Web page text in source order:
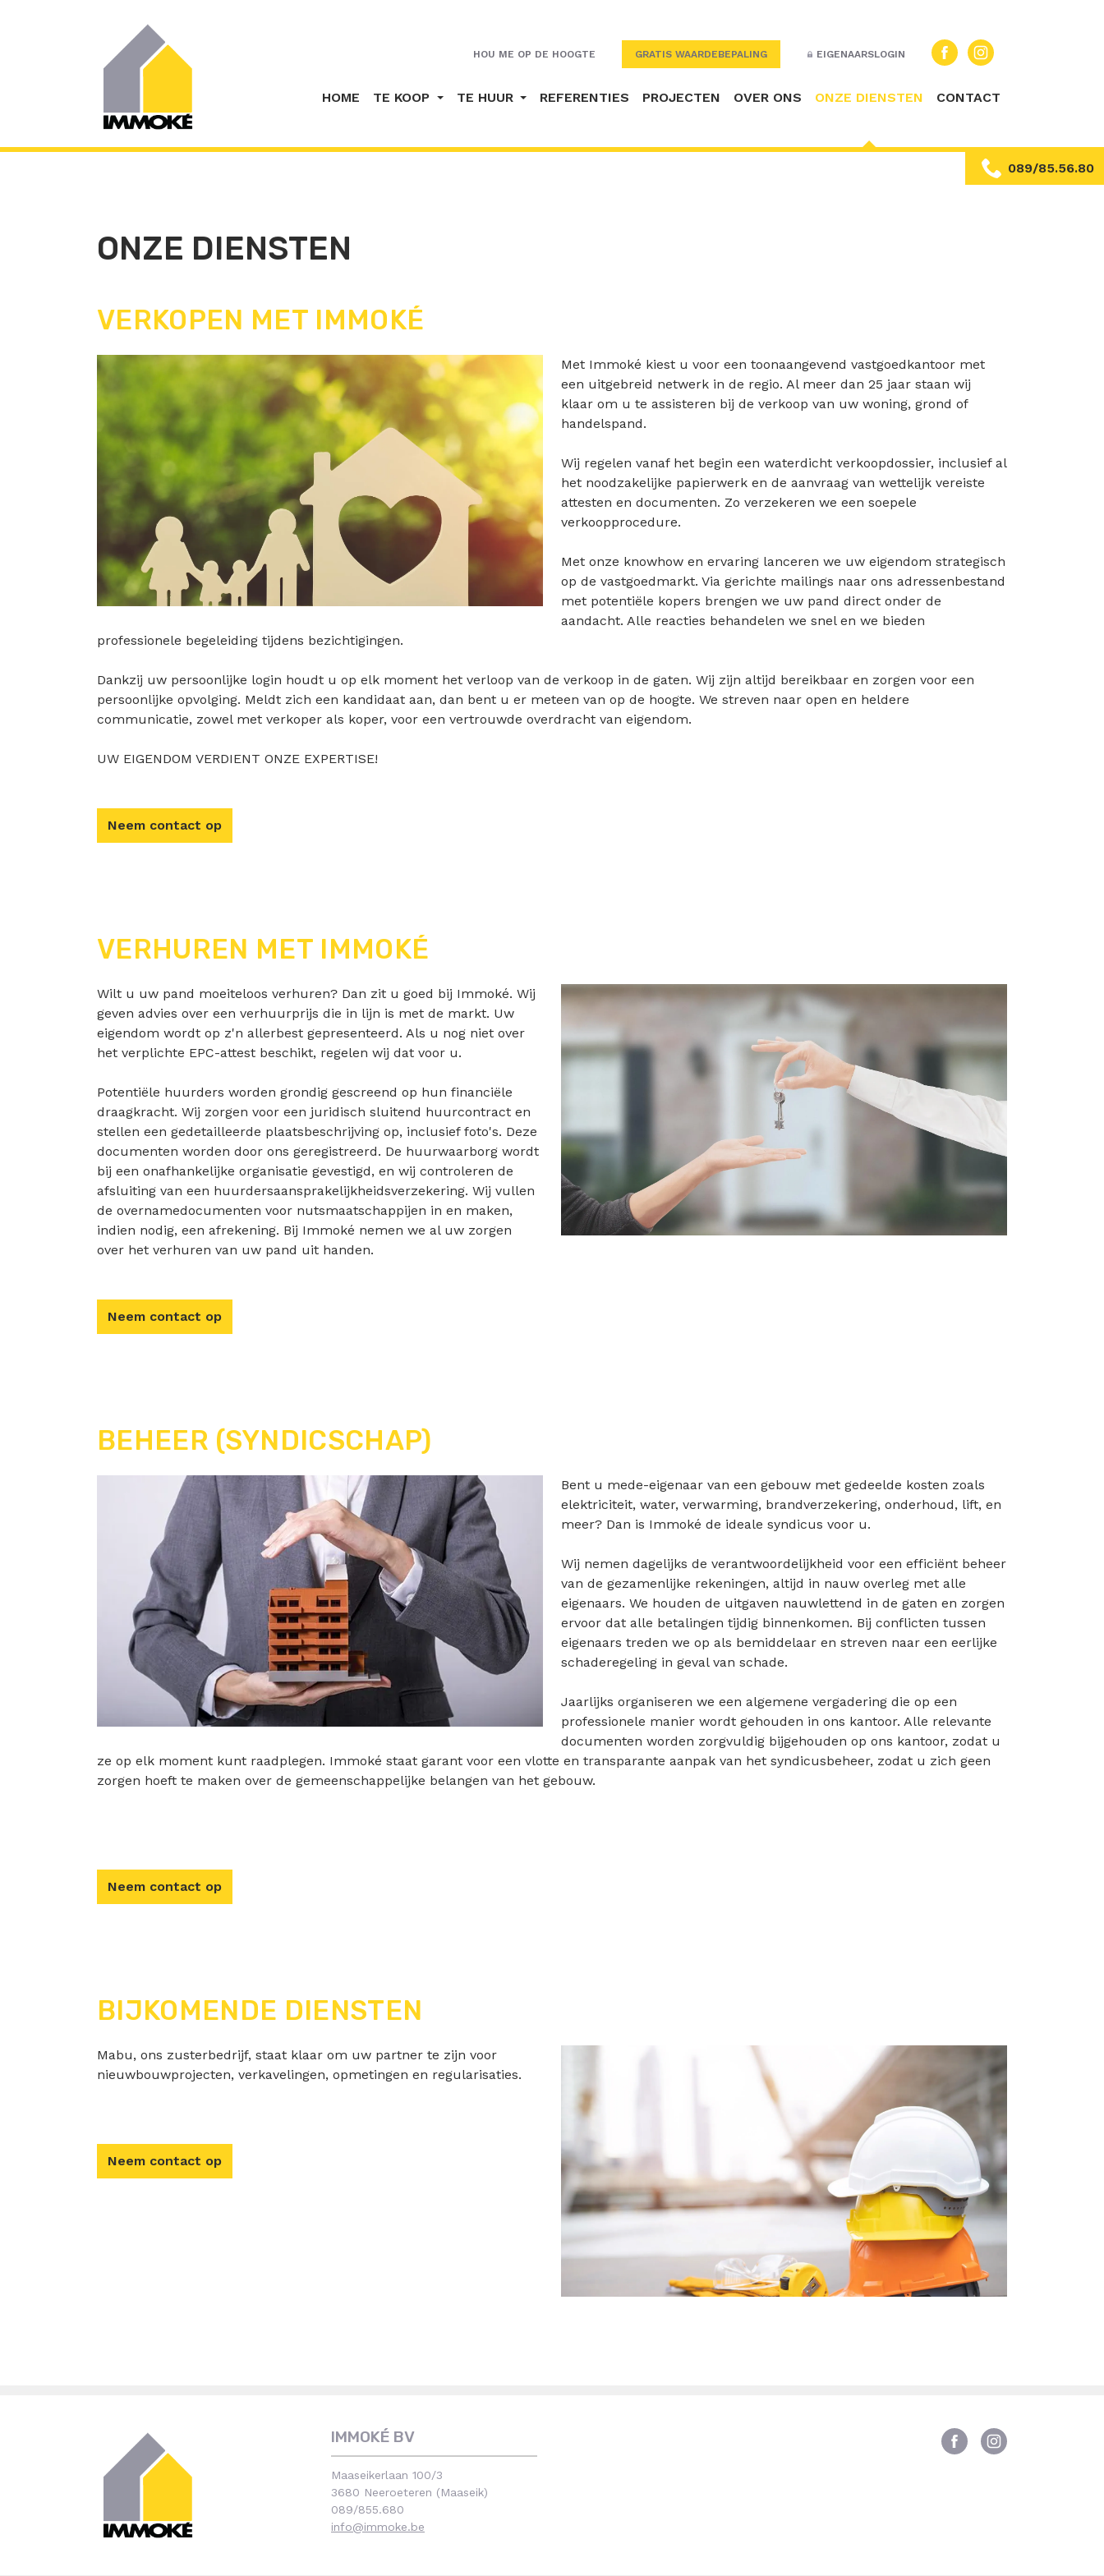
HOU ME OP DE HOOGTE GRATIS WAARDEBEPALING EIGENAARSLOGIN
HOME TE KOOP TE HUUR REFERENTIES PROJECTEN OVER ONS ONZE DIENSTEN CONTACT
089/85.56.80
ONZE DIENSTEN
VERKOPEN MET IMMOKÉ
Met Immoké kiest u voor een toonaangevend vastgoedkantoor met
een uitgebreid netwerk in de regio. Al meer dan 25 jaar staan wij
klaar om u te assisteren bij de verkoop van uw woning, grond of
handelspand.
Wij regelen vanaf het begin een waterdicht verkoopdossier, inclusief al
het noodzakelijke papierwerk en de aanvraag van wettelijk vereiste
attesten en documenten. Zo verzekeren we een soepele
verkoopprocedure.
Met onze knowhow en ervaring lanceren we uw eigendom strategisch
op de vastgoedmarkt. Via gerichte mailings naar ons adressenbestand
met potentiële kopers brengen we uw pand direct onder de
aandacht. Alle reacties behandelen we snel en we bieden
professionele begeleiding tijdens bezichtigingen.
Dankzij uw persoonlijke login houdt u op elk moment het verloop van de verkoop in de gaten. Wij zijn altijd bereikbaar en zorgen voor een
persoonlijke opvolging. Meldt zich een kandidaat aan, dan bent u er meteen van op de hoogte. We streven naar open en heldere
communicatie, zowel met verkoper als koper, voor een vertrouwde overdracht van eigendom.
UW EIGENDOM VERDIENT ONZE EXPERTISE!
Neem contact op
VERHUREN MET IMMOKÉ
Wilt u uw pand moeiteloos verhuren? Dan zit u goed bij Immoké. Wij
geven advies over een verhuurprijs die in lijn is met de markt. Uw
eigendom wordt op z'n allerbest gepresenteerd. Als u nog niet over
het verplichte EPC-attest beschikt, regelen wij dat voor u.
Potentiële huurders worden grondig gescreend op hun financiële
draagkracht. Wij zorgen voor een juridisch sluitend huurcontract en
stellen een gedetailleerde plaatsbeschrijving op, inclusief foto's. Deze
documenten worden door ons geregistreerd. De huurwaarborg wordt
bij een onafhankelijke organisatie gevestigd, en wij controleren de
afsluiting van een huurdersaansprakelijkheidsverzekering. Wij vullen
de overnamedocumenten voor nutsmaatschappijen in en maken,
indien nodig, een afrekening. Bij Immoké nemen we al uw zorgen
over het verhuren van uw pand uit handen.
Neem contact op
BEHEER (SYNDICSCHAP)
Bent u mede-eigenaar van een gebouw met gedeelde kosten zoals
elektriciteit, water, verwarming, brandverzekering, onderhoud, lift, en
meer? Dan is Immoké de ideale syndicus voor u.
Wij nemen dagelijks de verantwoordelijkheid voor een efficiënt beheer
van de gezamenlijke rekeningen, altijd in nauw overleg met alle
eigenaars. We houden de uitgaven nauwlettend in de gaten en zorgen
ervoor dat alle betalingen tijdig binnenkomen. Bij conflicten tussen
eigenaars treden we op als bemiddelaar en streven naar een eerlijke
schaderegeling in geval van schade.
Jaarlijks organiseren we een algemene vergadering die op een
professionele manier wordt gehouden in ons kantoor. Alle relevante
documenten worden zorgvuldig bijgehouden op ons kantoor, zodat u
ze op elk moment kunt raadplegen. Immoké staat garant voor een vlotte en transparante aanpak van het syndicusbeheer, zodat u zich geen
zorgen hoeft te maken over de gemeenschappelijke belangen van het gebouw.
Neem contact op
BIJKOMENDE DIENSTEN
Mabu, ons zusterbedrijf, staat klaar om uw partner te zijn voor
nieuwbouwprojecten, verkavelingen, opmetingen en regularisaties.
Neem contact op
IMMOKÉ BV
Maaseikerlaan 100/3
3680 Neeroeteren (Maaseik)
089/855.680
info@immoke.be